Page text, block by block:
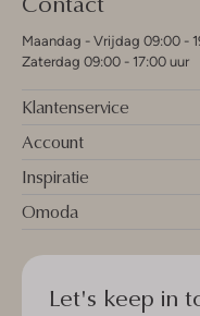
Maandag - Vrijdag 09:00 -
Zaterdag 09:00 - 17:00 uur
Klantenservice
Account
Inspiratie
Omoda
Let's keep in